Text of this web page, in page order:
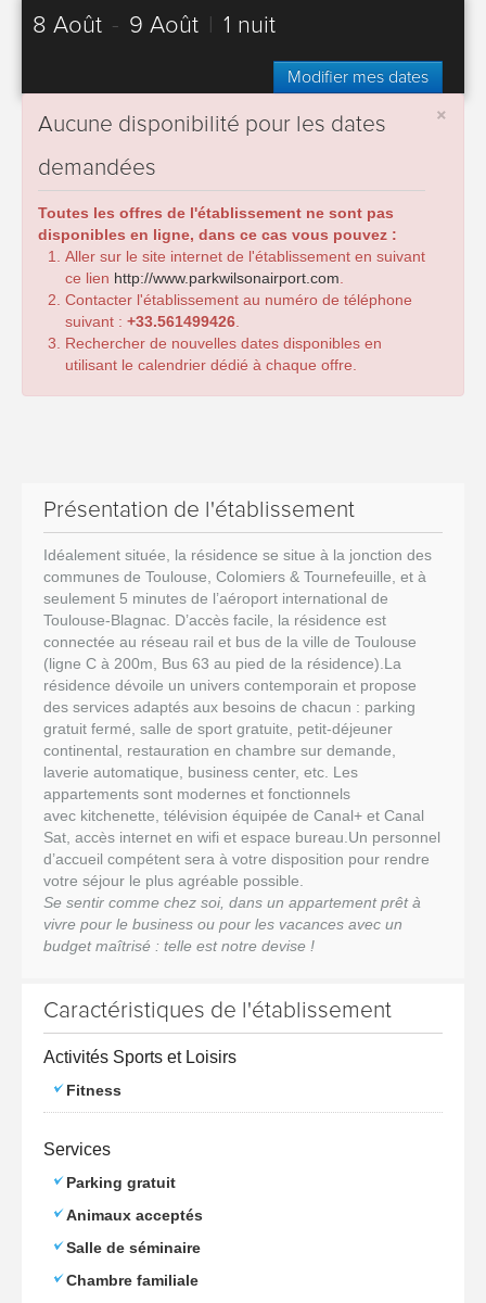
8 Août - 9 Août 1 nuit
Modifier mes dates
×
Aucune disponibilité pour les dates
demandées
Toutes les offres de l'établissement ne sont pas
disponibles en ligne, dans ce cas vous pouvez :
Aller sur le site internet de l'établissement en suivant
ce lien http://www.parkwilsonairport.com
Contacter l'établissement au numéro de téléphone
suivant : +33.561499426
Rechercher de nouvelles dates disponibles en
utilisant le calendrier dédié à chaque offre.
Présentation de l'établissement
Idéalement située, la résidence se situe à la jonction des
communes de Toulouse, Colomiers & Tournefeuille, et à
seulement 5 minutes de l’aéroport international de
Toulouse-Blagnac. D’accès facile, la résidence est
connectée au réseau rail et bus de la ville de Toulouse
(ligne C à 200m, Bus 63 au pied de la résidence).La
résidence dévoile un univers contemporain et propose
des services adaptés aux besoins de chacun : parking
gratuit fermé, salle de sport gratuite, petit-déjeuner
continental, restauration en chambre sur demande,
laverie automatique, business center, etc. Les
appartements sont modernes et fonctionnels
avec kitchenette, télévision équipée de Canal+ et Canal
Sat, accès internet en wifi et espace bureau.Un personnel
d’accueil compétent sera à votre disposition pour rendre
votre séjour le plus agréable possible.
Se sentir comme chez soi, dans un appartement prêt à
vivre pour le business ou pour les vacances avec un
budget maîtrisé : telle est notre devise !
Caractéristiques de l'établissement
Activités Sports et Loisirs
Fitness
Services
Parking gratuit
Animaux acceptés
Salle de séminaire
Chambre familiale